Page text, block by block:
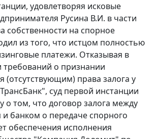
удовлетворяя исковые
Русина В.И. в части
собственности на спорное
из того, что истцом полностью
платежи. Отказывая в
требований о признании
(отсутствующим) права залога у
суд первой инстанции
о том, что договор залога между
и банком о передаче спорного
обеспечения исполнения